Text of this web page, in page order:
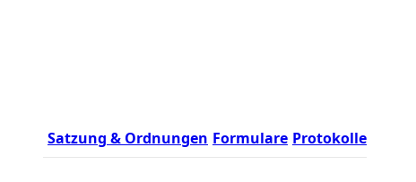
Satzung & Ordnungen Formulare Protokolle